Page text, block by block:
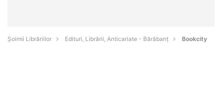
Șoimii Librăriilor Edituri, Librării, Anticariate - Bărăbanţ Bookcity